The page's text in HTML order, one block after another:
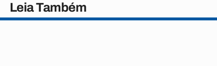
Leia Também